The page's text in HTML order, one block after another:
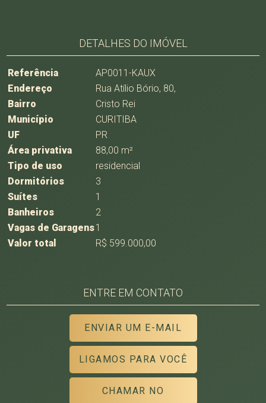
DETALHES DO IMÓVEL
Referência
AP0011-KAUX
Endereço
Rua Atílio Bório, 80,
Bairro
Cristo Rei
Município
CURITIBA
UF
PR
Área privativa
88,00 m²
Tipo de uso
residencial
Dormitórios
3
Suítes
1
Banheiros
2
Vagas de Garagens1
Valor total
R$ 599.000,00
ENTRE EM CONTATO
ENVIAR UM E-MAIL
LIGAMOS PARA VOCÊ
CHAMAR NO